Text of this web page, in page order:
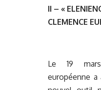
II – «
CLEMENCE
Le 19
européenne